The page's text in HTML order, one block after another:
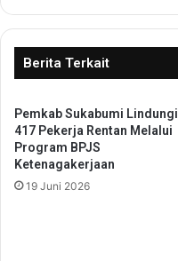
L
n
g
i
W
a
a
e
n
K
o
l
Berita Terkait
Pemkab Sukabumi Lindungi
417 Pekerja Rentan Melalui
Program BPJS
Ketenagakerjaan
19 Juni 2026